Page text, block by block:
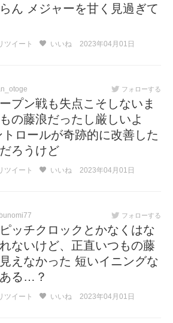
ん メジャーを甘く見過ぎて
ツイート いいね
2023年04月01日
フォローする
プン戦も失点こそしないま
の藤浪だったし厳しいよ
ロールが奇跡的に改善した
ろうけど
ツイート いいね
2023年04月01日
フォローする
ッチクロックとかなくはな
ないけど、正直いつもの藤
えなかった 短いイニングな
る…？
ツイート いいね
2023年04月01日